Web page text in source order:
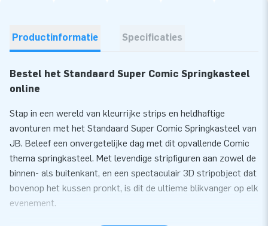
Productinformatie Specificaties
Bestel het Standaard Super Comic Springkasteel
online
Stap in een wereld van kleurrijke strips en heldhaftige
avonturen met het Standaard Super Comic Springkasteel van
JB. Beleef een onvergetelijke dag met dit opvallende Comic
thema springkasteel. Met levendige stripfiguren aan zowel de
binnen- als buitenkant, en een spectaculair 3D stripobject dat
bovenop het kussen pronkt, is dit de ultieme blikvanger op elk
evenement.